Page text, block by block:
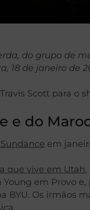
do grupo de
18 de janeiro de
Scott para o
e do
em
que vive em Utah,
em Provo
Os irmãos